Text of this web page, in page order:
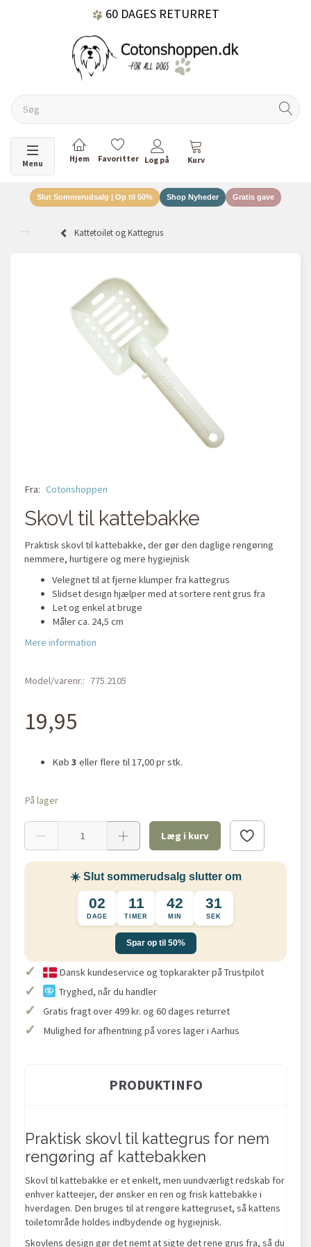
60 DAGES RETURRET
Skifte navigation
Menu
Slut Sommerudsalg | Op til 50% Shop Nyheder Gratis gave
Kattetoilet og Kattegrus
Fra: Cotonshoppen
Skovl til kattebakke
Praktisk skovl til kattebakke, der gør den daglige rengøring
nemmere, hurtigere og mere hygiejnisk
Velegnet til at fjerne klumper fra kattegrus
Slidset design hjælper med at sortere rent grus fra
Let og enkel at bruge
Måler ca. 24,5 cm
Mere information
Model/varenr.: 775.2105
19,95
Køb 3 eller flere til17,00pr stk.
På lager
Læg i kurv
☀️ Slut sommerudsalg slutter om
02
DAGE
11
TIMER
42
MIN
31
SEK
Spar op til 50%
✓ Dansk kundeservice og topkarakter på Trustpilot
✓ Tryghed, når du handler
✓ Gratis fragt over 499 kr. og 60 dages returret
✓ Mulighed for afhentning på vores lager i Aarhus
PRODUKTINFO
Praktisk skovl til kattegrus for nem
rengøring af kattebakken
Skovl til kattebakke er et enkelt, men uundværligt redskab for
enhver katteejer, der ønsker en ren og frisk kattebakke i
hverdagen. Den bruges til at rengøre kattegruset, så kattens
toiletområde holdes indbydende og hygiejnisk.
Skovlens design gør det nemt at sigte det rene grus fra, så du